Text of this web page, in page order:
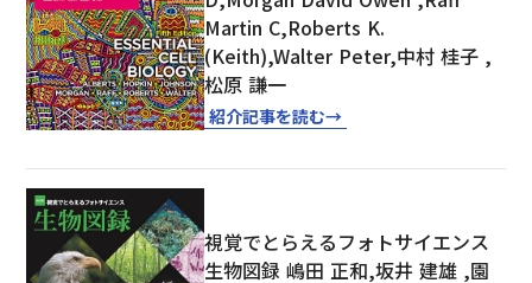
Martin C,Roberts K.
(Keith),Walter Peter,中村 桂子 ,
松原 謙一
紹介記事を読む→
視覚でとらえるフォトサイエンス
生物図録 嶋田 正和,坂井 建雄 ,園